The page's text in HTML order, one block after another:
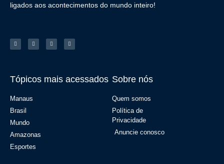
ligados aos acontecimentos do mundo inteiro!
Tópicos mais acessados
Manaus
Brasil
Mundo
Amazonas
Esportes
Sobre nós
Quem somos
Política de
Privacidade
Anuncie conosco